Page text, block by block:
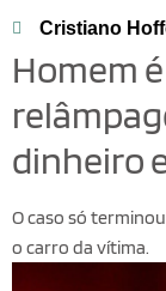
Cristiano
Homem
dinheiro
O caso só
o carro da vítima.